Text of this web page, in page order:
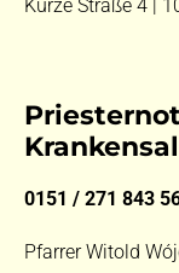
Kurze Straße 4 |
0151 / 271 843
Pfarrer Witold